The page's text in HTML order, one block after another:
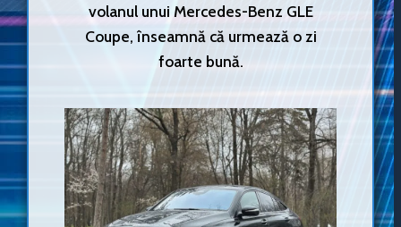
volanul unui Mercedes-Benz GLE
Coupe, înseamnă că urmează o zi
foarte bună.